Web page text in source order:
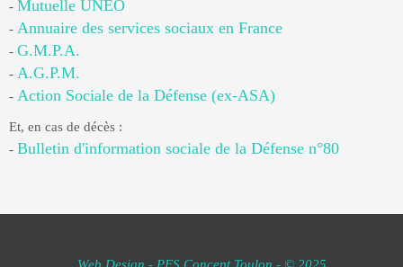
- Mutuelle UNEO
- Annuaire des services sociaux en France
- G.M.P.A.
- A.G.P.M.
- Action Sociale de la Défense (ex-ASA)
Et, en cas de décès :
- Bulletin d'information sociale de la Défense n°80